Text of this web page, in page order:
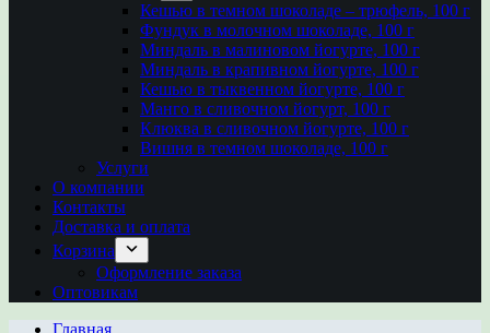
Кешью в темном шоколаде – трюфель, 100 г
Фундук в молочном шоколаде, 100 г
Миндаль в малиновом йогурте, 100 г
Миндаль в крапивном йогурте, 100 г
Кешью в тыквенном йогурте, 100 г
Манго в сливочном йогурт, 100 г
Клюква в сливочном йогурте, 100 г
Вишня в темном шоколаде, 100 г
Услуги
О компании
Контакты
Доставка и оплата
Корзина
Оформление заказа
Оптовикам
Главная